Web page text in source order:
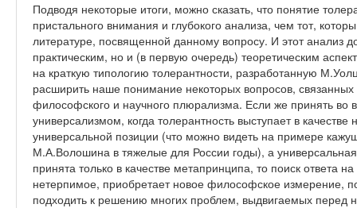
Подводя некоторые итоги, можно сказать, что понятие
пристального внимания и глубокого анализа, чем тот,
литературе, посвященной данному вопросу. И этот анализ
практическим, но и (в первую очередь) теоретическим
на краткую типологию толерантности, разработанную
расширить наше понимание некоторых вопросов,
философского и научного плюрализма. Если же принять во
универсализмом, когда толерантность выступает в
универсальной позиции (что можно видеть на примере
М.А.Волошина в тяжелые для России годы), а
принята только в качестве метапринципа, то поиск ответа
нетерпимое, приобретает новое философское измерение,
подходить к решению многих проблем, выдвигаемых перед